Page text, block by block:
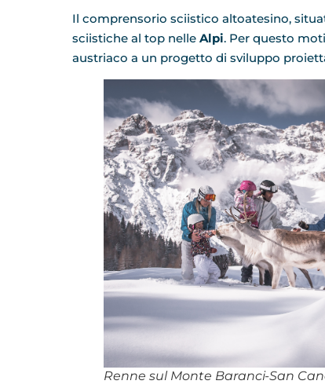
Il comprensorio sciistico altoatesino,
sciistiche al top nelle Alpi. Per questo
austriaco a un progetto di sviluppo
Renne sul Monte Baranci-San